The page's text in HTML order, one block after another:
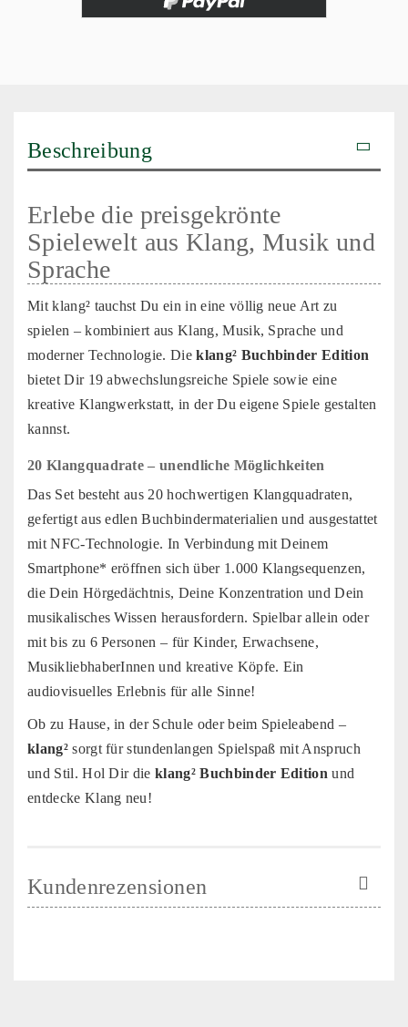
Beschreibung
Erlebe die preisgekrönte
Spielewelt aus Klang, Musik und
Sprache
Mit klang² tauchst Du ein in eine völlig neue Art zu
spielen – kombiniert aus Klang, Musik, Sprache und
moderner Technologie. Dieklang² Buchbinder Edition
bietet Dir 19 abwechslungsreiche Spiele sowie eine
kreative Klangwerkstatt, in der Du eigene Spiele gestalten
kannst.
20 Klangquadrate – unendliche Möglichkeiten
Das Set besteht aus 20 hochwertigen Klangquadraten,
gefertigt aus edlen Buchbindermaterialien und ausgestattet
mit NFC-Technologie. In Verbindung mit Deinem
Smartphone* eröffnen sich über 1.000 Klangsequenzen,
die Dein Hörgedächtnis, Deine Konzentration und Dein
musikalisches Wissen herausfordern. Spielbar allein oder
mit bis zu 6 Personen – für Kinder, Erwachsene,
MusikliebhaberInnen und kreative Köpfe. Ein
audiovisuelles Erlebnis für alle Sinne!
Ob zu Hause, in der Schule oder beim Spieleabend –
klang²sorgt für stundenlangen Spielspaß mit Anspruch
und Stil. Hol Dir dieklang² Buchbinder Edition und
entdecke Klang neu!
Kundenrezensionen